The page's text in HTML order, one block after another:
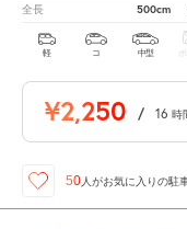
全長 500cm
軽 コ 中型
¥2,250 / 16 時
50 人がお気に入りの駐